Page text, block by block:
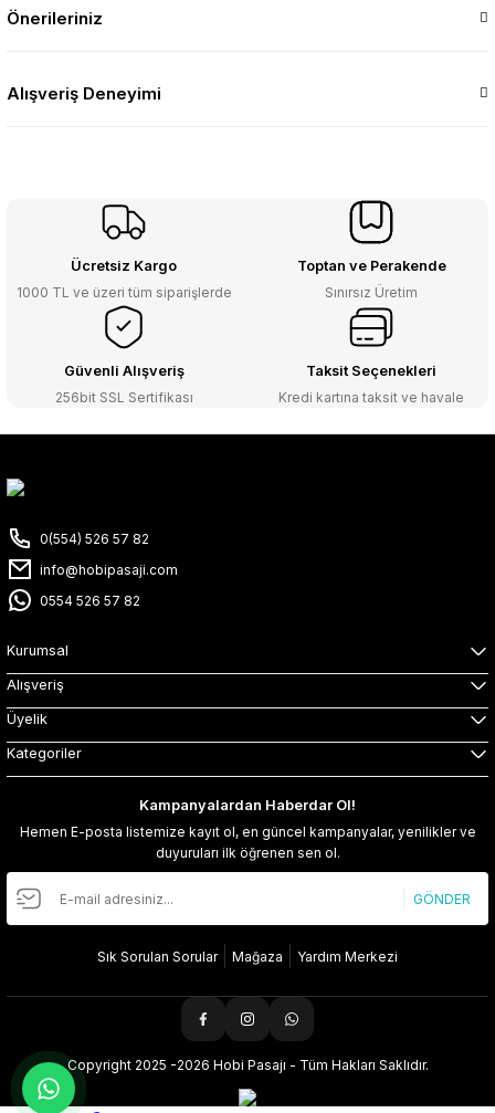
Önerileriniz
Alışveriş Deneyimi
Ücretsiz Kargo
1000 TL ve üzeri tüm siparişlerde
Toptan ve Perakende
Sınırsız Üretim
Güvenli Alışveriş
256bit SSL Sertifikası
Taksit Seçenekleri
Kredi kartına taksit ve havale
0(554) 526 57 82
info@hobipasaji.com
0554 526 57 82
Kurumsal
Alışveriş
Üyelik
Kategoriler
Kampanyalardan Haberdar Ol!
Hemen E-posta listemize kayıt ol, en güncel kampanyalar, yenilikler ve
duyuruları ilk öğrenen sen ol.
GÖNDER
Sık Sorulan Sorular Mağaza Yardım Merkezi
Copyright 2025 -2026 Hobi Pasajı - Tüm Hakları Saklıdır.